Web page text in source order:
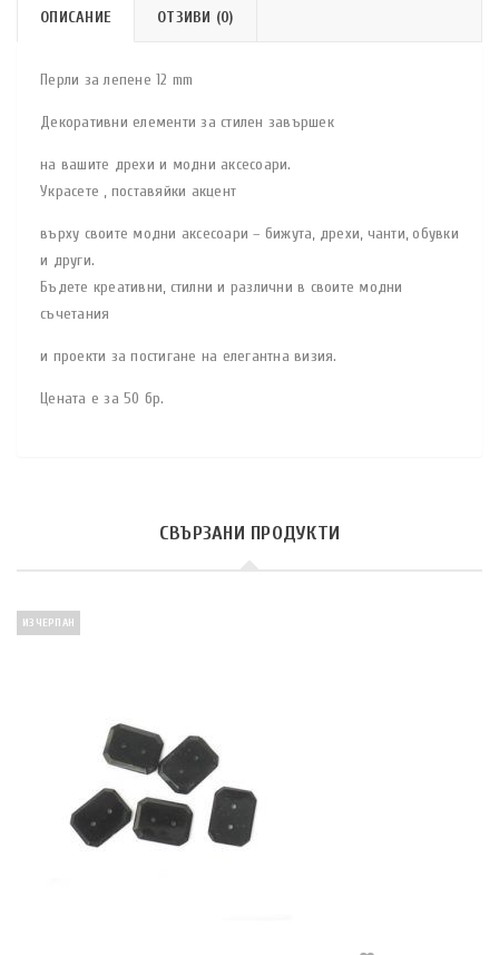
ОПИСАНИЕ ОТЗИВИ (0)
Перли за лепене 12 mm
Декоративни елементи за стилен завършек
на вашите дрехи и модни аксесоари.
Украсете , поставяйки акцент
върху своите модни аксесоари – бижута, дрехи, чанти, обувки
и други.
Бъдете креативни, стилни и различни в своите модни
съчетания
и проекти за постигане на елегантна визия.
Цената е за 50 бр.
СВЪРЗАНИ ПРОДУКТИ
ИЗЧЕРПАН